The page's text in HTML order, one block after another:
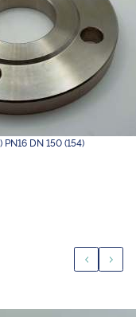
DN 150 (154)